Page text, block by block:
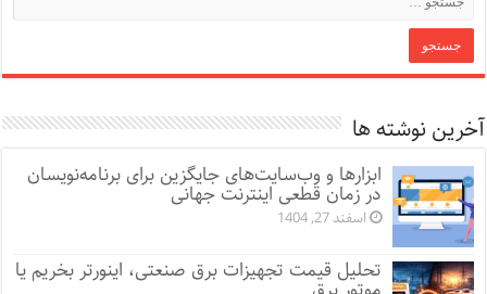
آخرین نوشته ها
ابزارها و وب‌سایت‌های جایگزین برای برنامه‌نویسان
در زمان قطعی اینترنت جهانی
اسفند 27, 1404
تحلیل قیمت تجهیزات برق صنعتی، اینورتر بخریم یا